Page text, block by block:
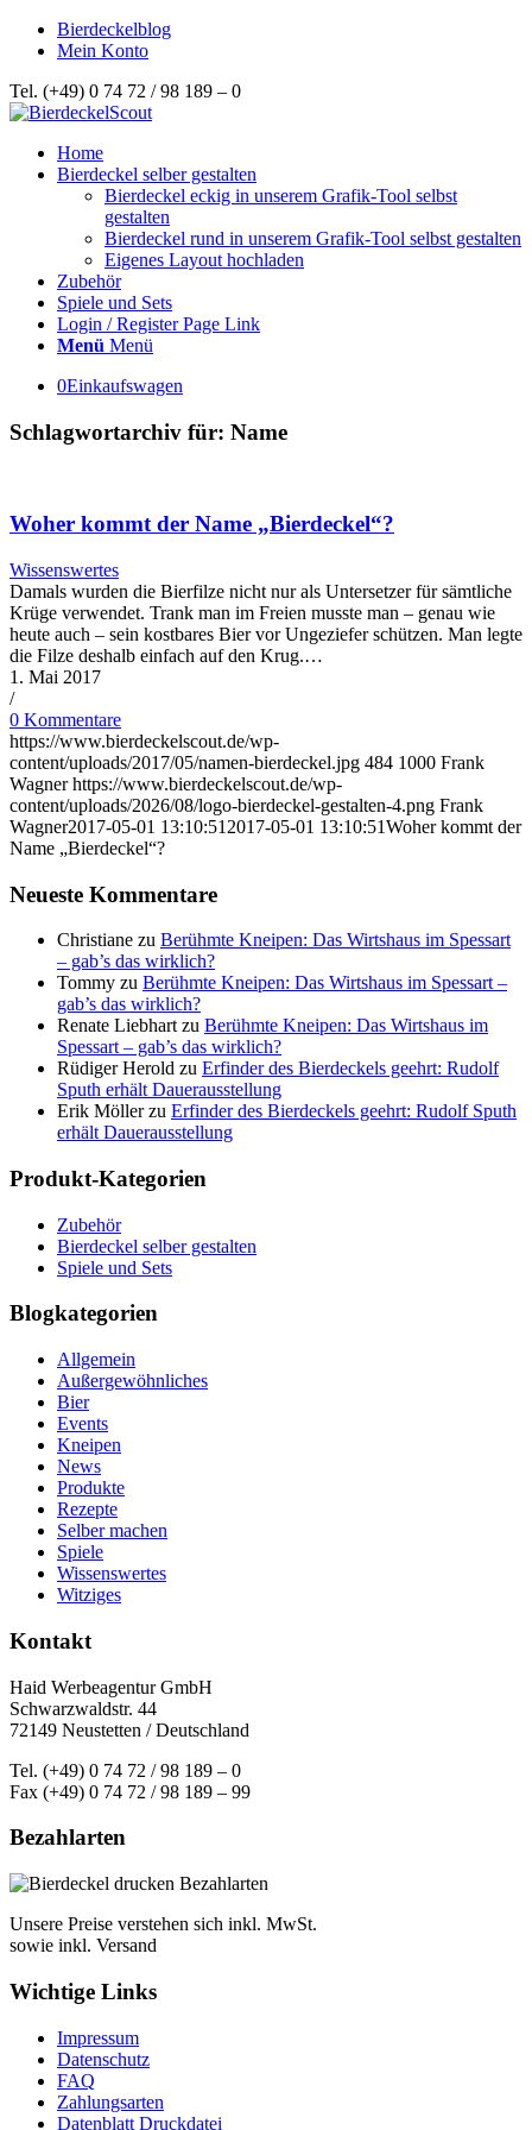
Bierdeckelblog
Mein Konto
Tel. (+49) 0 74 72 / 98 189 – 0
Home
Bierdeckel selber gestalten
Bierdeckel eckig in unserem Grafik-Tool selbst
gestalten
Bierdeckel rund in unserem Grafik-Tool selbst gestalten
Eigenes Layout hochladen
Zubehör
Spiele und Sets
Login / Register Page Link
Menü Menü
0Einkaufswagen
Schlagwortarchiv für: Name
Woher kommt der Name „Bierdeckel“?
Wissenswertes
Damals wurden die Bierfilze nicht nur als Untersetzer für sämtliche
Krüge verwendet. Trank man im Freien musste man – genau wie
heute auch – sein kostbares Bier vor Ungeziefer schützen. Man legte
die Filze deshalb einfach auf den Krug.…
1. Mai 2017
/
0 Kommentare
https://www.bierdeckelscout.de/wp-
content/uploads/2017/05/namen-bierdeckel.jpg 484 1000 Frank
Wagner https://www.bierdeckelscout.de/wp-
content/uploads/2026/08/logo-bierdeckel-gestalten-4.png Frank
Wagner2017-05-01 13:10:51 2017-05-01 13:10:51Woher kommt der
Name „Bierdeckel“?
Neueste Kommentare
Christiane zu Berühmte Kneipen: Das Wirtshaus im Spessart
– gab’s das wirklich?
Tommy zu Berühmte Kneipen: Das Wirtshaus im Spessart –
gab’s das wirklich?
Renate Liebhart zu Berühmte Kneipen: Das Wirtshaus im
Spessart – gab’s das wirklich?
Rüdiger Herold zu Erfinder des Bierdeckels geehrt: Rudolf
Sputh erhält Dauerausstellung
Erik Möllerzu Erfinder des Bierdeckels geehrt: Rudolf Sputh
erhält Dauerausstellung
Produkt-Kategorien
Zubehör
Bierdeckel selber gestalten
Spiele und Sets
Blogkategorien
Allgemein
Außergewöhnliches
Bier
Events
Kneipen
News
Produkte
Rezepte
Selber machen
Spiele
Wissenswertes
Witziges
Kontakt
Haid Werbeagentur GmbH
Schwarzwaldstr. 44
72149 Neustetten / Deutschland
Tel. (+49) 0 74 72 / 98 189 – 0
Fax (+49) 0 74 72 / 98 189 – 99
Bezahlarten
Unsere Preise verstehen sich inkl. MwSt.
sowie inkl. Versand
Wichtige Links
Impressum
Datenschutz
FAQ
Zahlungsarten
Datenblatt Druckdatei